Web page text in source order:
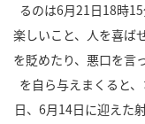
るのは6月21日18時
楽しいこと、人を喜ば
を貶めたり、悪口を言
を自ら与えまくると
日、 6月14日に迎えた